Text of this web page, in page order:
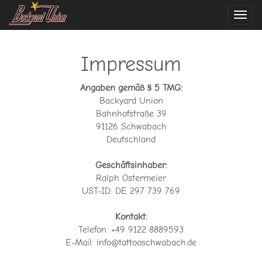
Impressum
Angaben gemäß § 5 TMG:
Backyard Union
Bahnhofstraße 39
91126 Schwabach
Deutschland
Geschäftsinhaber:
Ralph Ostermeier
UST-ID: DE 297 739 769
Kontakt:
Telefon: +49 9122 8889593
E-Mail: info@tattooschwabach.de